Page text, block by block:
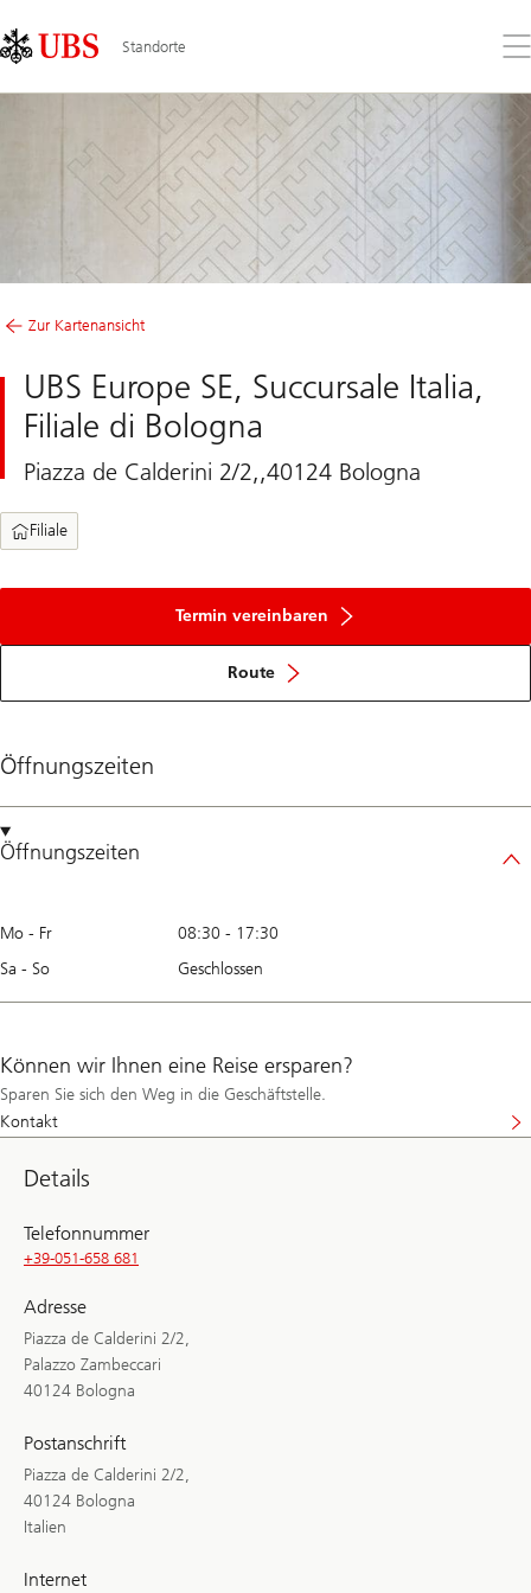
Links
Area
Standorte
Sie
Zur Kartenansicht
UBS Europe SE, Succursale Italia,
Filiale di Bologna
Piazza de Calderini 2/2,,40124 Bologna
Filiale
Termin vereinbaren
Route
Öffnungszeiten
Öffnungszeiten
Mo - Fr 08:30 - 17:30
Sa - So
Geschlossen
Können wir Ihnen eine Reise ersparen?
Sparen Sie sich den Weg in die Geschäftstelle.
Kontakt
Details
Telefonnummer
+39-051-658 681
Adresse
Piazza de Calderini 2/2,
Palazzo Zambeccari
40124 Bologna
Postanschrift
Piazza de Calderini 2/2,
40124 Bologna
Italien
Internet